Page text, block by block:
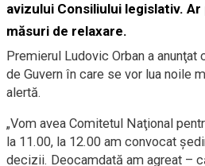
avizului Consiliului legislativ.
măsuri de relaxare.
Premierul Ludovic Orban a
de Guvern în care se vor lua noile
alertă.
„Vom avea Comitetul Naţional
la 11.00, la 12.00 am convocat
decizii. Deocamdată am agreat –